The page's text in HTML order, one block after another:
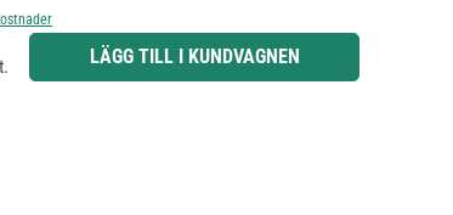
belopp eller använd knapparna för att öka eller minska kvantiteten.
LÄGG TILL I KUNDVAGNEN